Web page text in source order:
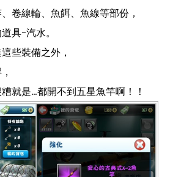
卷線輪、魚餌、魚線等部份，
具-汽水。
些裝備之外，
就是...都開不到五星魚竿啊！！